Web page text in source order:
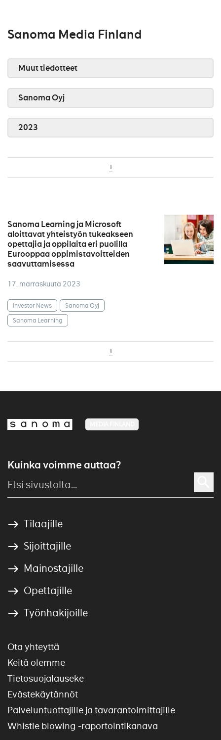
Sanoma Media Finland
Muut tiedotteet
Sanoma Oyj
2023
1
Sanoma Learning ja Microsoft
aloittavat yhteistyön tukeakseen
opettajia ja oppilaita eri puolilla
Eurooppaa oppimistavoitteiden
saavuttamisessa
17. marraskuuta 2023
Investor News
Sanoma Oyj
Sanoma Learning
1
Kuinka voimme auttaa?
Tilaajille
Sijoittajille
Mainostajille
Opettajille
Työnhakijoille
Ota yhteyttä
Keitä olemme
Tietosuojalauseke
Evästekäytännöt
Palveluntuottajille ja tavarantoimittajille
Whistle blowing -raportointikanava